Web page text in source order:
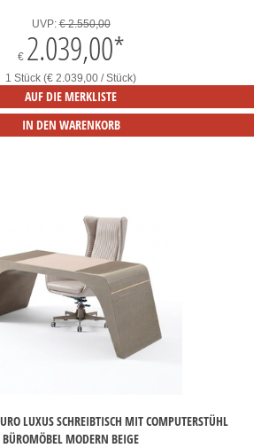
UVP:€ 2.550,00
€ 2.039,00*
1 Stück (€ 2.039,00 / Stück)
AUF DIE MERKLISTE
IN DEN WARENKORB
LUXUS SCHREIBTISCH MIT COMPUTERSTÜHL
BÜROMÖBEL MODERN BEIGE